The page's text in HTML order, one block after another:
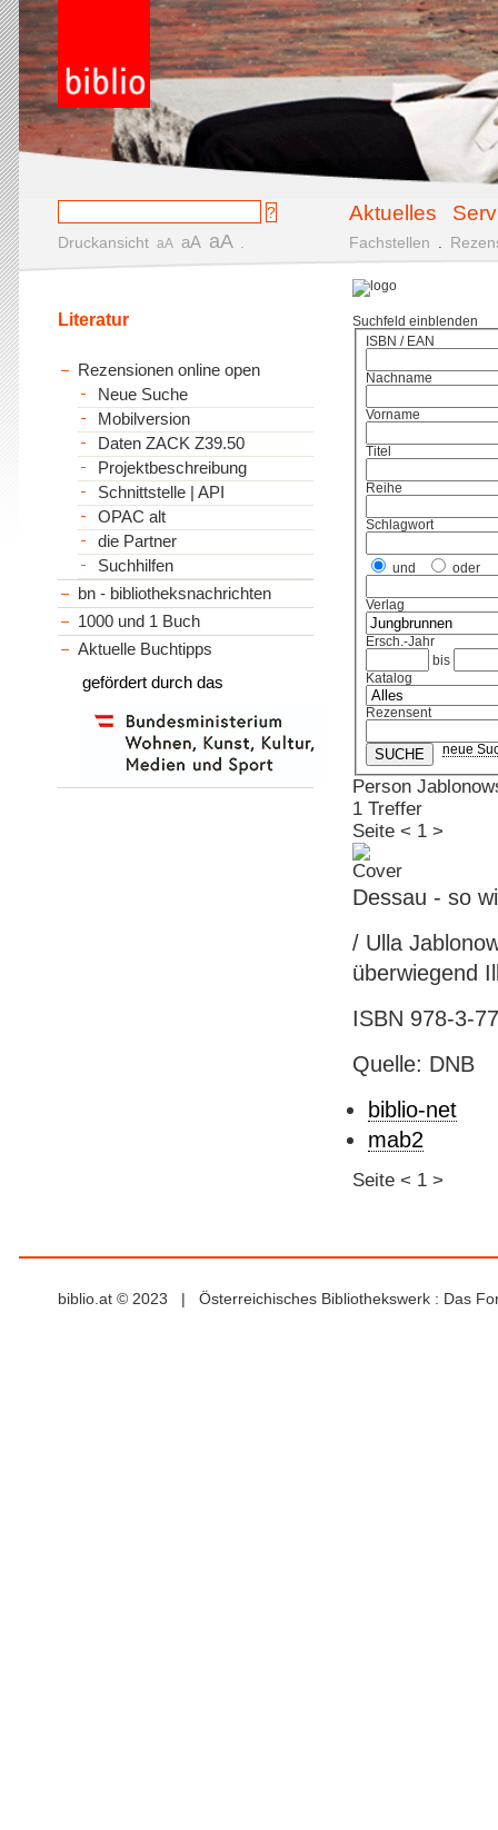
Aktuelles
Druckansicht aA aA aA Fachstellen
Suchfeld einblenden
ISBN / EAN
Nachname
Vorname
Titel
Reihe
Schlagwort
und oder
Verlag
Ersch.-Jahr
bis
Katalog
Rezensent
neue
Person
1 Treffer
Seite < 1 >
Dessau - so
/ Ulla
überwiegend
ISBN 978-3-
Quelle: DNB
biblio-net
mab2
Seite < 1 >
Literatur
Rezensionen online open
Neue Suche
Mobilversion
Daten ZACK Z39.50
Projektbeschreibung
Schnittstelle | API
OPAC alt
die Partner
Suchhilfen
bn - bibliotheksnachrichten
1000 und 1 Buch
Aktuelle Buchtipps
gefördert durch das
biblio.at © 2023 | Österreichisches Bibliothekswerk : Das